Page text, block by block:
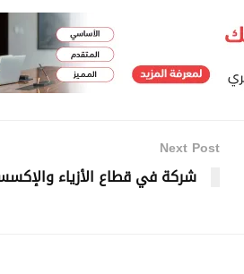
Next Post
شركة في قطاع الأزياء